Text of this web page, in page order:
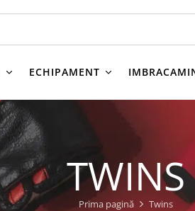
ECHIPAMENT
TWINS
Prima pagină Twins